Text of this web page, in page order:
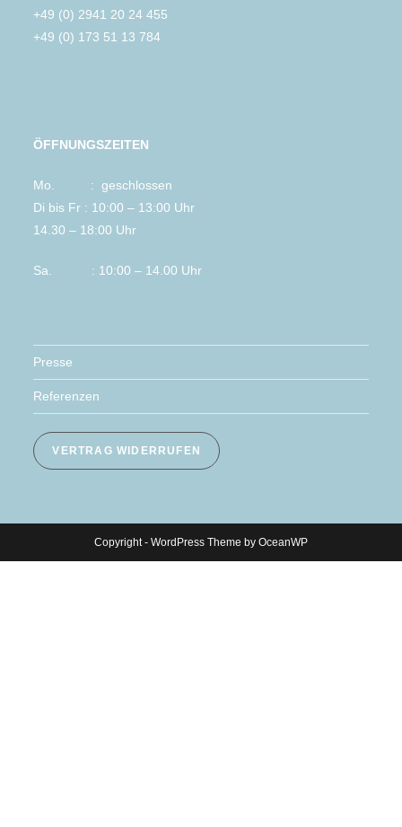
+49 (0) 2941 20 24 455
+49 (0) 173 51 13 784
ÖFFNUNGSZEITEN
Mo. : geschlossen
Di bis Fr : 10:00 – 13:00 Uhr
14.30 – 18:00 Uhr
Sa. : 10:00 – 14.00 Uhr
Presse
Referenzen
VERTRAG WIDERRUFEN
Copyright - WordPress Theme by OceanWP